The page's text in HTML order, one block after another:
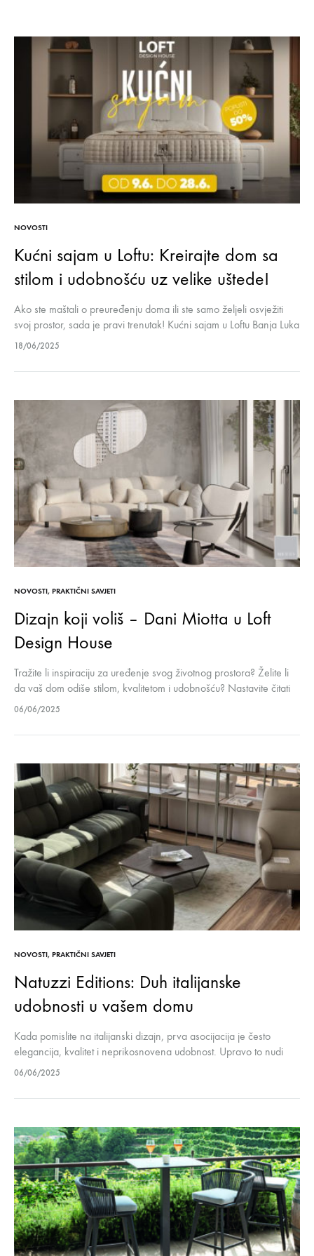
NOVOSTI
Kućni sajam u Loftu: Kreirajte dom sa
stilom i udobnošću uz velike uštede!
Ako ste maštali o preuređenju doma ili ste samo željeli osvježiti
svoj prostor, sada je pravi trenutak! Kućni sajam u Loftu Banja Luka
traje do kraja j juna, donoseći nevjerovatne…
18/06/2025
NOVOSTI, PRAKTIČNI SAVJETI
Dizajn koji voliš – Dani Miotta u Loft
Design House
Tražite li inspiraciju za uređenje svog životnog prostora? Želite li
da vaš dom odiše stilom, kvalitetom i udobnošću? Nastavite čitati
ovaj tekst jer u salonu namještaja Loft Design House nudimo…
06/06/2025
NOVOSTI, PRAKTIČNI SAVJETI
Natuzzi Editions: Duh italijanske
udobnosti u vašem domu
Kada pomislite na italijanski dizajn, prva asocijacija je često
elegancija, kvalitet i neprikosnovena udobnost. Upravo to nudi
Natuzzi Edition, linija renomiranog italijanskog brenda Natuzzi,
06/06/2025